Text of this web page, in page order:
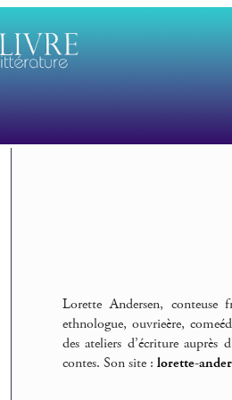
Lorette Andersen, conteuse
ethnologue, ouvrieère,
des ateliers d’écriture auprès
contes. Son site : lorette-